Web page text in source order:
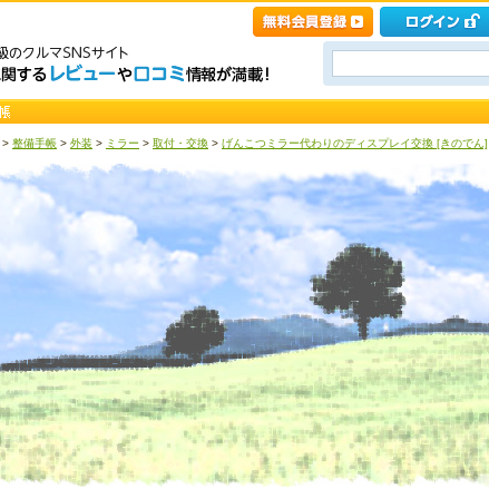
> 整備手帳 > 外装 > ミラー > 取付・交換 > げんこつミラー代わりのディスプレイ交換 [きのでん]